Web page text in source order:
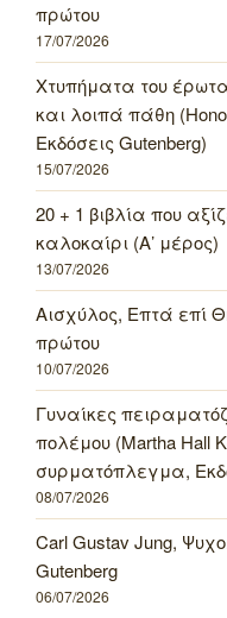
πρώτου
17/07/2026
Χτυπήματα του
και λοιπά πάθη
Εκδόσεις Gutenberg)
15/07/2026
20 + 1 βιβλία που
καλοκαίρι (Α’ μέρος)
13/07/2026
Αισχύλος, Επτά επί
πρώτου
10/07/2026
Γυναίκες
πολέμου (Martha Hall
συρματόπλεγμα,
08/07/2026
Carl Gustav Jung,
Gutenberg
06/07/2026